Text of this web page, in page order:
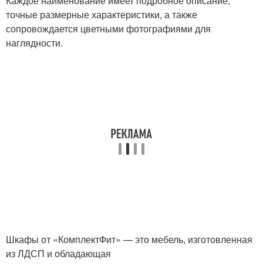
точные размерные характеристики, а также
сопровождается цветными фотографиями для
наглядности.
Шкафы от «КомплектФит» — это мебель, изготовленная
из ЛДСП и обладающая